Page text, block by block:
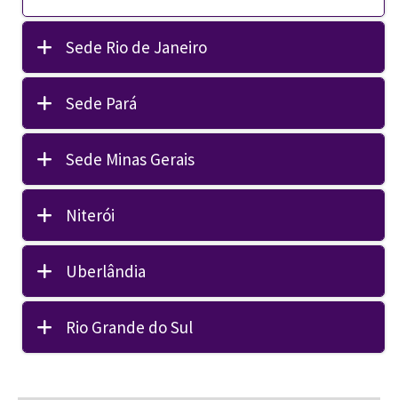
Sede Rio de Janeiro
Sede Pará
Sede Minas Gerais
Niterói
Uberlândia
Rio Grande do Sul